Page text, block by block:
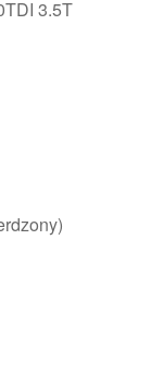
3.5T